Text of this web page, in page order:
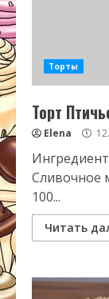
Торты
Торт
Elena
Сливочное
100...
Читать